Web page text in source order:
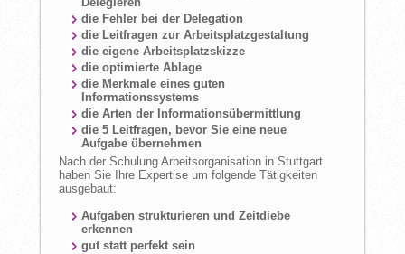
die Fehler bei der Delegation
die Leitfragen zur Arbeitsplatzgestaltung
die eigene Arbeitsplatzskizze
die optimierte Ablage
die Merkmale eines guten
Informationssystems
die Arten der Informationsübermittlung
die 5 Leitfragen, bevor Sie eine neue
Aufgabe übernehmen
Nach der Schulung Arbeitsorganisation in Stuttgart
haben Sie Ihre Expertise um folgende Tätigkeiten
ausgebaut:
Aufgaben strukturieren und Zeitdiebe
erkennen
gut statt perfekt sein